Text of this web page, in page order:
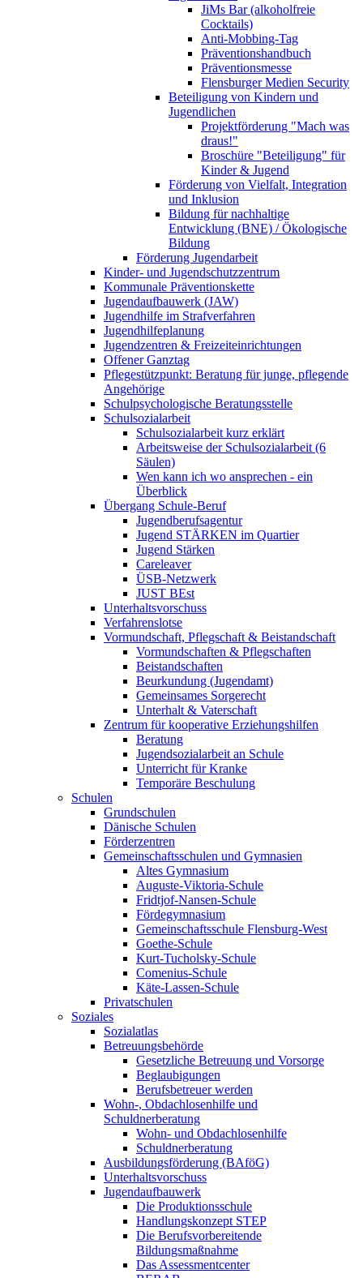
JiMs Bar (alkoholfreie
Cocktails)
Anti-Mobbing-Tag
Präventionshandbuch
Präventionsmesse
Flensburger Medien Security
Beteiligung von Kindern und
Jugendlichen
Projektförderung "Mach was
draus!"
Broschüre "Beteiligung" für
Kinder & Jugend
Förderung von Vielfalt, Integration
und Inklusion
Bildung für nachhaltige
Entwicklung (BNE) / Ökologische
Bildung
Förderung Jugendarbeit
Kinder- und Jugendschutzzentrum
Kommunale Präventionskette
Jugendaufbauwerk (JAW)
Jugendhilfe im Strafverfahren
Jugendhilfeplanung
Jugendzentren & Freizeiteinrichtungen
Offener Ganztag
Pflegestützpunkt: Beratung für junge, pflegende
Angehörige
Schulpsychologische Beratungsstelle
Schulsozialarbeit
Schulsozialarbeit kurz erklärt
Arbeitsweise der Schulsozialarbeit (6
Säulen)
Wen kann ich wo ansprechen - ein
Überblick
Übergang Schule-Beruf
Jugendberufsagentur
Jugend STÄRKEN im Quartier
Jugend Stärken
Careleaver
ÜSB-Netzwerk
JUST BEst
Unterhaltsvorschuss
Verfahrenslotse
Vormundschaft, Pflegschaft & Beistandschaft
Vormundschaften & Pflegschaften
Beistandschaften
Beurkundung (Jugendamt)
Gemeinsames Sorgerecht
Unterhalt & Vaterschaft
Zentrum für kooperative Erziehungshilfen
Beratung
Jugendsozialarbeit an Schule
Unterricht für Kranke
Temporäre Beschulung
Schulen
Grundschulen
Dänische Schulen
Förderzentren
Gemeinschaftsschulen und Gymnasien
Altes Gymnasium
Auguste-Viktoria-Schule
Fridtjof-Nansen-Schule
Fördegymnasium
Gemeinschaftsschule Flensburg-West
Goethe-Schule
Kurt-Tucholsky-Schule
Comenius-Schule
Käte-Lassen-Schule
Privatschulen
Soziales
Sozialatlas
Betreuungsbehörde
Gesetzliche Betreuung und Vorsorge
Beglaubigungen
Berufsbetreuer werden
Wohn-, Obdachlosenhilfe und
Schuldnerberatung
Wohn- und Obdachlosenhilfe
Schuldnerberatung
Ausbildungsförderung (BAföG)
Unterhaltsvorschuss
Jugendaufbauwerk
Die Produktionsschule
Handlungskonzept STEP
Die Berufsvorbereitende
Bildungsmaßnahme
Das Assessmentcenter